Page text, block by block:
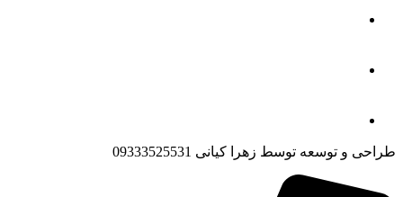
طراحی و توسعه توسط زهرا کیانی 09333525531